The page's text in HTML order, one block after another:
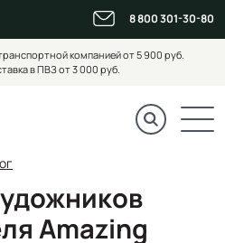
8 800 301-30-80
компанией от 5 900 руб.
в ПВЗ от 3 000 руб.
Amazing